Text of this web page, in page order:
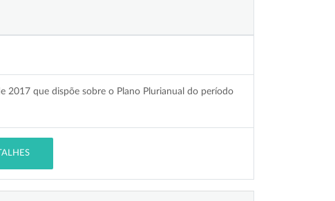
2017 que dispõe sobre o Plano Plurianual do período